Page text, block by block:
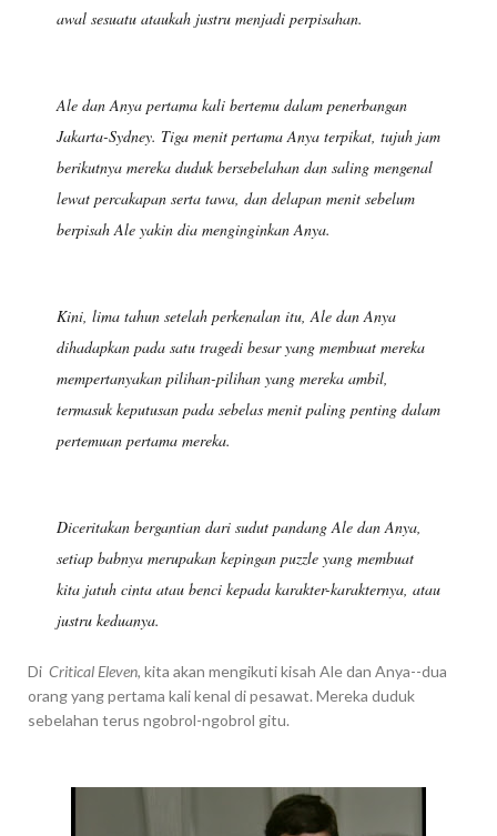
awal sesuatu ataukah justru menjadi perpisahan.
Ale dan Anya pertama kali bertemu dalam penerbangan
Jakarta-Sydney. Tiga menit pertama Anya terpikat, tujuh jam
berikutnya mereka duduk bersebelahan dan saling mengenal
lewat percakapan serta tawa, dan delapan menit sebelum
berpisah Ale yakin dia menginginkan Anya.
Kini, lima tahun setelah perkenalan itu, Ale dan Anya
dihadapkan pada satu tragedi besar yang membuat mereka
mempertanyakan pilihan-pilihan yang mereka ambil,
termasuk keputusan pada sebelas menit paling penting dalam
pertemuan pertama mereka.
Diceritakan bergantian dari sudut pandang Ale dan Anya,
setiap babnya merupakan kepingan puzzle yang membuat
kita jatuh cinta atau benci kepada karakter-karakternya, atau
justru keduanya.
Di Critical Eleven, kita akan mengikuti kisah Ale dan Anya--dua
orang yang pertama kali kenal di pesawat. Mereka duduk
sebelahan terus ngobrol-ngobrol gitu.